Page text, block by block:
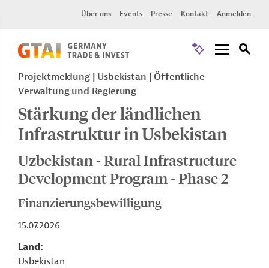
Über uns Events Presse Kontakt Anmelden
Projektmeldung Usbekistan
Öffentliche
Verwaltung und Regierung
Stärkung der ländlichen
Infrastruktur in Usbekistan
Uzbekistan - Rural Infrastructure
Development Program - Phase 2
Finanzierungsbewilligung
15.07.2026
Land
Usbekistan